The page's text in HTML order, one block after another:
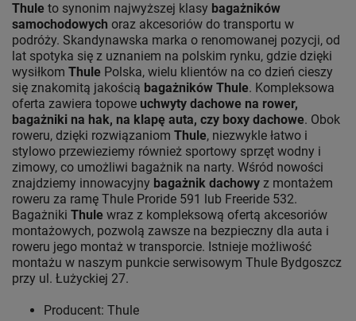
Thule to synonim najwyższej klasy bagażników
samochodowych oraz akcesoriów do transportu w
podróży. Skandynawska marka o renomowanej pozycji, od
lat spotyka się z uznaniem na polskim rynku, gdzie dzięki
wysiłkom Thule Polska, wielu klientów na co dzień cieszy
się znakomitą jakością bagażników Thule. Kompleksowa
oferta zawiera topowe uchwyty dachowe na rower,
bagażniki na hak, na klapę auta, czy boxy dachowe. Obok
roweru, dzięki rozwiązaniom Thule, niezwykle łatwo i
stylowo przewieziemy również sportowy sprzęt wodny i
zimowy, co umożliwi bagażnik na narty. Wśród nowości
znajdziemy innowacyjny bagażnik dachowy z montażem
roweru za ramę Thule Proride 591 lub Freeride 532.
Bagażniki Thule wraz z kompleksową ofertą akcesoriów
montażowych, pozwolą zawsze na bezpieczny dla auta i
roweru jego montaż w transporcie. Istnieje możliwość
montażu w naszym punkcie serwisowym Thule Bydgoszcz
przy ul. Łużyckiej 27.
Producent: Thule